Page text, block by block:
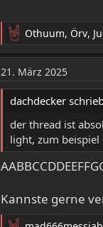
n
R
e
a
k
t
n
e
n
:
Othuum, Örv,
21. März 2025
dachdecker
der thread ist
light, zum
Kannste gerne